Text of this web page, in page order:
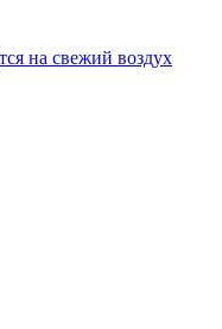
на свежий воздух